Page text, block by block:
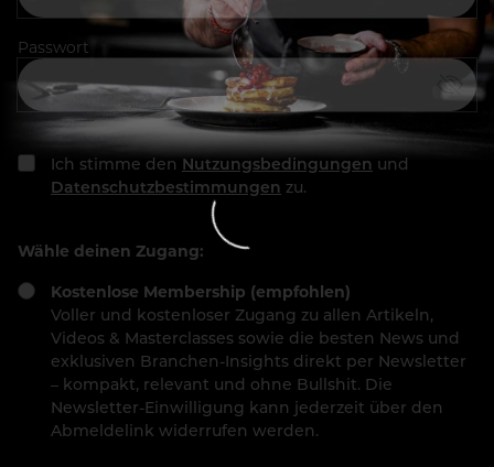
Passwort
Ich stimme den Nutzungsbedingungen und
Datenschutzbestimmungen zu.
Wähle deinen Zugang:
Kostenlose Membership (empfohlen)
Voller und kostenloser Zugang zu allen Artikeln,
Videos & Masterclasses sowie die besten News und
exklusiven Branchen-Insights direkt per Newsletter
– kompakt, relevant und ohne Bullshit. Die
Newsletter-Einwilligung kann jederzeit über den
Abmeldelink widerrufen werden.